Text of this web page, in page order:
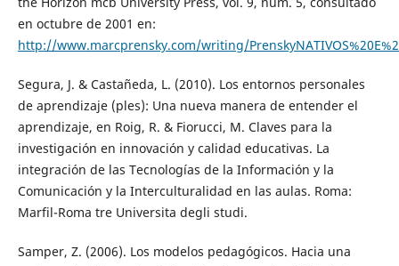
en octubre de 2001 en:
http://www.marcprensky.com/writing/
Segura, J. & Castañeda, L. (2010). Los entornos personales
de aprendizaje (ples): Una nueva manera de entender el
aprendizaje, en Roig, R. & Fiorucci, M. Claves para la
investigación en innovación y calidad educativas. La
integración de las Tecnologías de la Información y la
Comunicación y la Interculturalidad en las aulas. Roma:
Marfil-Roma tre Universita degli studi.
Samper, Z. (2006). Los modelos pedagógicos. Hacia una